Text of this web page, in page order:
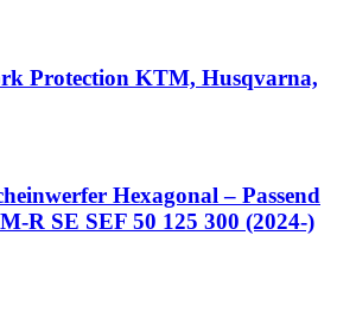
Protection KTM, Husqvarna,
Hexagonal – Passend
R SE SEF 50 125 300 (2024-)